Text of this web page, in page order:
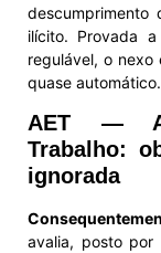
ilícito. Provada
regulável, o
quase automático.
AET —
Trabalho:
ignorada
avalia, posto por